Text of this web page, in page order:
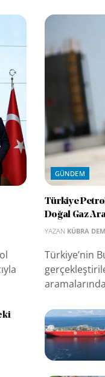
GÜNDEM
Türkiye
Doğal Gaz
YAZAN KÜBRA
Türkiye’nin